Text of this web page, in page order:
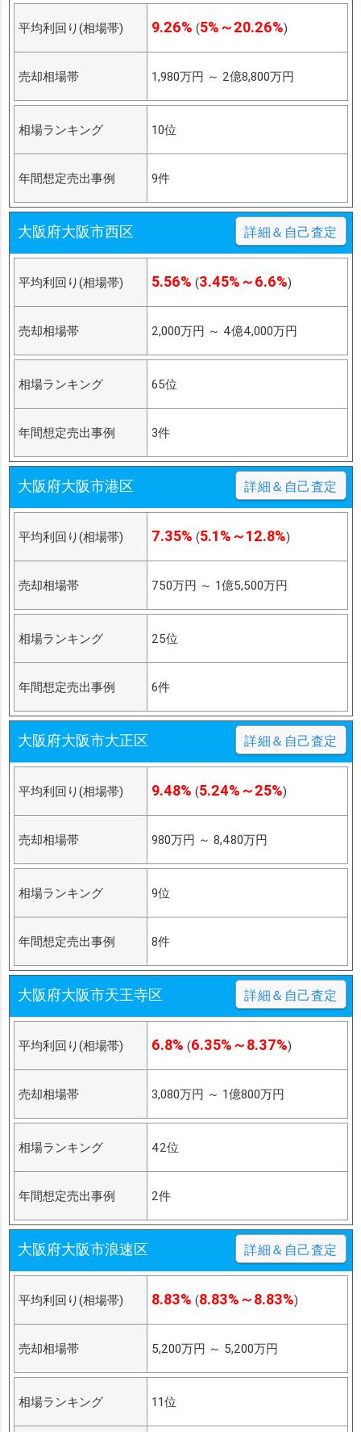
平均利回り(相場帯) 9.26% (5%～20.26%)
売却相場帯 1,980万円 ～ 2億8,800万円
相場ランキング 10位
年間想定売出事例 9件
大阪府大阪市西区 詳細＆自己査定
平均利回り(相場帯) 5.56% (3.45%～6.6%)
売却相場帯 2,000万円 ～ 4億4,000万円
相場ランキング 65位
年間想定売出事例 3件
大阪府大阪市港区 詳細＆自己査定
平均利回り(相場帯) 7.35% (5.1%～12.8%)
売却相場帯 750万円 ～ 1億5,500万円
相場ランキング 25位
年間想定売出事例 6件
大阪府大阪市大正区 詳細＆自己査定
平均利回り(相場帯) 9.48% (5.24%～25%)
売却相場帯 980万円 ～ 8,480万円
相場ランキング 9位
年間想定売出事例 8件
大阪府大阪市天王寺区 詳細＆自己査定
平均利回り(相場帯) 6.8% (6.35%～8.37%)
売却相場帯 3,080万円 ～ 1億800万円
相場ランキング 42位
年間想定売出事例 2件
大阪府大阪市浪速区 詳細＆自己査定
平均利回り(相場帯) 8.83% (8.83%～8.83%)
売却相場帯 5,200万円 ～ 5,200万円
相場ランキング 11位